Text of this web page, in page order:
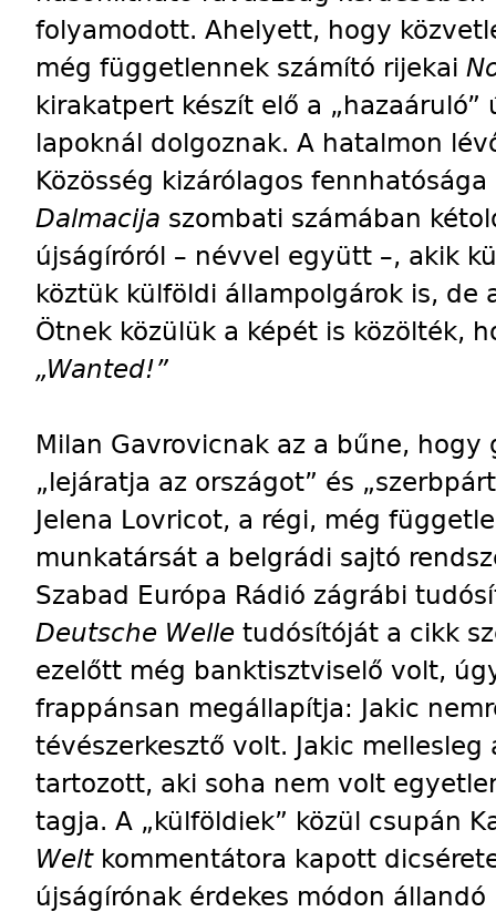
folyamodott. Ahelyett, hogy
még függetlennek számító rijekai
kirakatpert készít elő a
lapoknál dolgoznak. A hatalmon
Közösség kizárólagos
Dalmacija szombati számában
újságíróról – névvel együtt –, akik
köztük külföldi állampolgárok is, de
Ötnek közülük a képét is közölték,
„Wanted!”
Milan Gavrovicnak az a bűne,
„lejáratja az országot” és
Jelena Lovricot, a régi, még
munkatársát a belgrádi sajtó
Szabad Európa Rádió zágrábi
Deutsche Welle tudósítóját a cikk
ezelőtt még banktisztviselő volt,
frappánsan megállapítja: Jakic
tévészerkesztő volt. Jakic mellesleg
tartozott, aki soha nem volt
tagja. A „külföldiek” közül csupán
Weltkommentátora kapott
újságírónak érdekes módon